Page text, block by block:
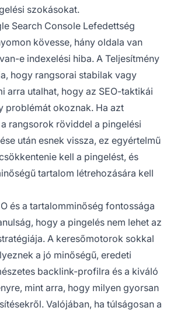
szokásokat.
Search Console Lefedettség
kövesse, hány oldala van
e indexelési hiba. A Teljesítmény
hogy rangsorai stabilak vagy
arra utalhat, hogy az SEO-taktikái
problémát okoznak. Ha azt
rangsorok röviddel a pingelési
után esnek vissza, ez egyértelmű
kell a pingelést, és
tartalom létrehozására kell
és a tartalomminőség fontossága
hogy a pingelés nem lehet az
A keresőmotorok sokkal
a jó minőségű, eredeti
backlink-profilra és a kiváló
mint arra, hogy milyen gyorsan
Valójában, ha túlságosan a